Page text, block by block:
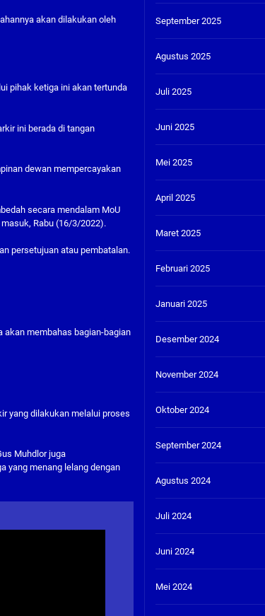
akan dilakukan oleh
pihak ketiga ini akan tertunda
ini berada di tangan
dewan mempercayakan
secara mendalam MoU
Rabu (16/3/2022).
persetujuan atau pembatalan.
akan membahas bagian-bagian
yang dilakukan melalui proses
Muhdlor juga
yang menang lelang dengan
September 2025
Agustus 2025
Juli 2025
Juni 2025
Mei 2025
April 2025
Maret 2025
Februari 2025
Januari 2025
Desember 2024
November 2024
Oktober 2024
September 2024
Agustus 2024
Juli 2024
Juni 2024
Mei 2024